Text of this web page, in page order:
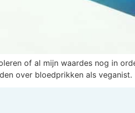
of al mijn waardes nog in
over bloedprikken als veganist.